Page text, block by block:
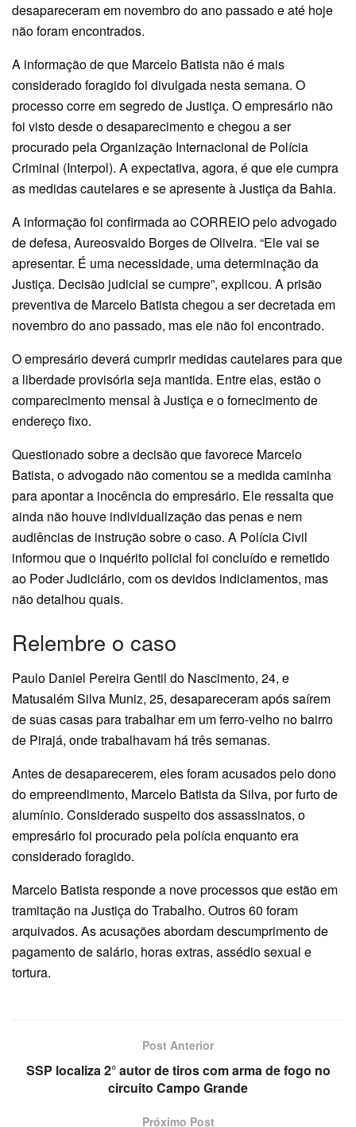
desapareceram em novembro do ano passado e até hoje
não foram encontrados.
A informação de que Marcelo Batista não é mais
considerado foragido foi divulgada nesta semana. O
processo corre em segredo de Justiça. O empresário não
foi visto desde o desaparecimento e chegou a ser
procurado pela Organização Internacional de Polícia
Criminal (Interpol). A expectativa, agora, é que ele cumpra
as medidas cautelares e se apresente à Justiça da Bahia.
A informação foi confirmada ao CORREIO pelo advogado
de defesa, Aureosvaldo Borges de Oliveira. “Ele vai se
apresentar. É uma necessidade, uma determinação da
Justiça. Decisão judicial se cumpre”, explicou. A prisão
preventiva de Marcelo Batista chegou a ser decretada em
novembro do ano passado, mas ele não foi encontrado.
O empresário deverá cumprir medidas cautelares para que
a liberdade provisória seja mantida. Entre elas, estão o
comparecimento mensal à Justiça e o fornecimento de
endereço fixo.
Questionado sobre a decisão que favorece Marcelo
Batista, o advogado não comentou se a medida caminha
para apontar a inocência do empresário. Ele ressalta que
ainda não houve individualização das penas e nem
audiências de instrução sobre o caso. A Polícia Civil
informou que o inquérito policial foi concluído e remetido
ao Poder Judiciário, com os devidos indiciamentos, mas
não detalhou quais.
Relembre o caso
Paulo Daniel Pereira Gentil do Nascimento, 24, e
Matusalém Silva Muniz, 25, desapareceram após saírem
de suas casas para trabalhar em um ferro-velho no bairro
de Pirajá, onde trabalhavam há três semanas.
Antes de desaparecerem, eles foram acusados pelo dono
do empreendimento, Marcelo Batista da Silva, por furto de
alumínio. Considerado suspeito dos assassinatos, o
empresário foi procurado pela polícia enquanto era
considerado foragido.
Marcelo Batista responde a nove processos que estão em
tramitação na Justiça do Trabalho. Outros 60 foram
arquivados. As acusações abordam descumprimento de
pagamento de salário, horas extras, assédio sexual e
tortura.
Post Anterior
SSP localiza 2° autor de tiros com arma de fogo no
circuito Campo Grande
Próximo Post